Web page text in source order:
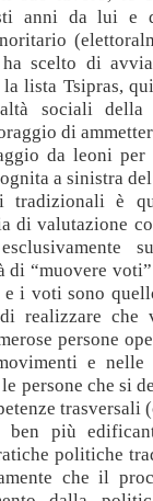
anni da lui e
scelto di
la lista Tsipras,
sociali della
di
da leoni per
a sinistra
tradizionali è
di valutazione
“muovere
e i voti sono
realizzare che
persone
e
persone che si
trasversali
ben più
politiche
che il